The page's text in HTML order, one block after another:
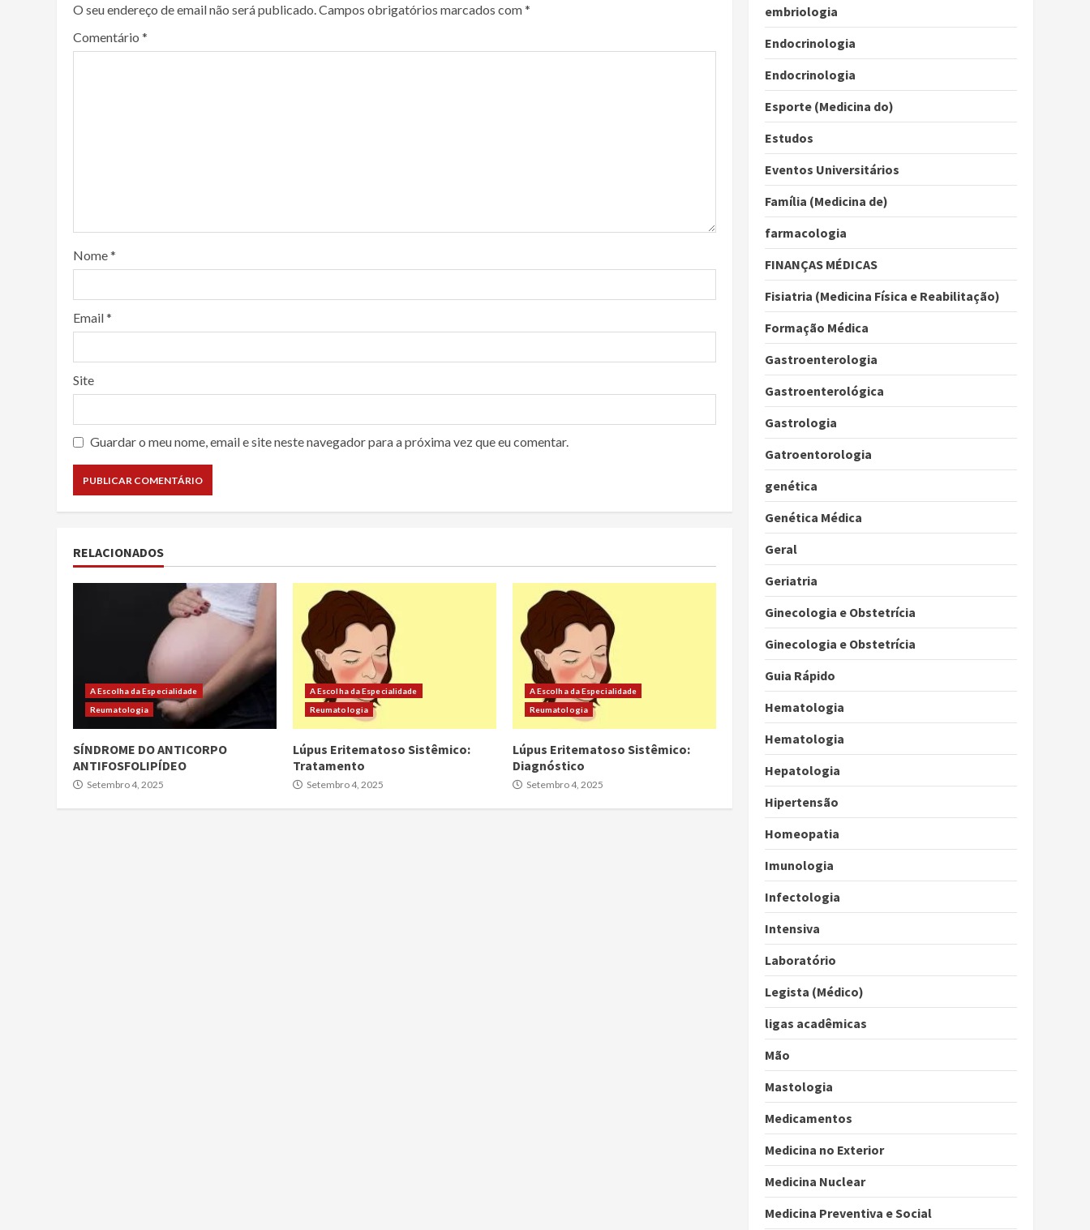
O seu endereço de email não será publicado.Campos obrigatórios marcados com*
Comentário *
Nome*
Email*
Site
Guardar o meu nome, email e site neste navegador para a próxima vez que eu comentar.
RELACIONADOS
A Escolha da Especialidade
Reumatologia
SÍNDROME DO ANTICORPO
ANTIFOSFOLIPÍDEO
Setembro 4, 2025
A Escolha da Especialidade
Reumatologia
Lúpus Eritematoso Sistêmico:
Tratamento
Setembro 4, 2025
A Escolha da Especialidade
Reumatologia
Lúpus Eritematoso Sistêmico:
Diagnóstico
Setembro 4, 2025
embriologia
Endocrinologia
Endocrinologia
Esporte (Medicina do)
Estudos
Eventos Universitários
Família (Medicina de)
farmacologia
FINANÇAS MÉDICAS
Fisiatria (Medicina Física e Reabilitação)
Formação Médica
Gastroenterologia
Gastroenterológica
Gastrologia
Gatroentorologia
genética
Genética Médica
Geral
Geriatria
Ginecologia e Obstetrícia
Ginecologia e Obstetrícia
Guia Rápido
Hematologia
Hematologia
Hepatologia
Hipertensão
Homeopatia
Imunologia
Infectologia
Intensiva
Laboratório
Legista (Médico)
ligas acadêmicas
Mão
Mastologia
Medicamentos
Medicina no Exterior
Medicina Nuclear
Medicina Preventiva e Social